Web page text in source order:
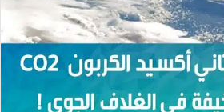
و
ن
ا
و
ن
ا